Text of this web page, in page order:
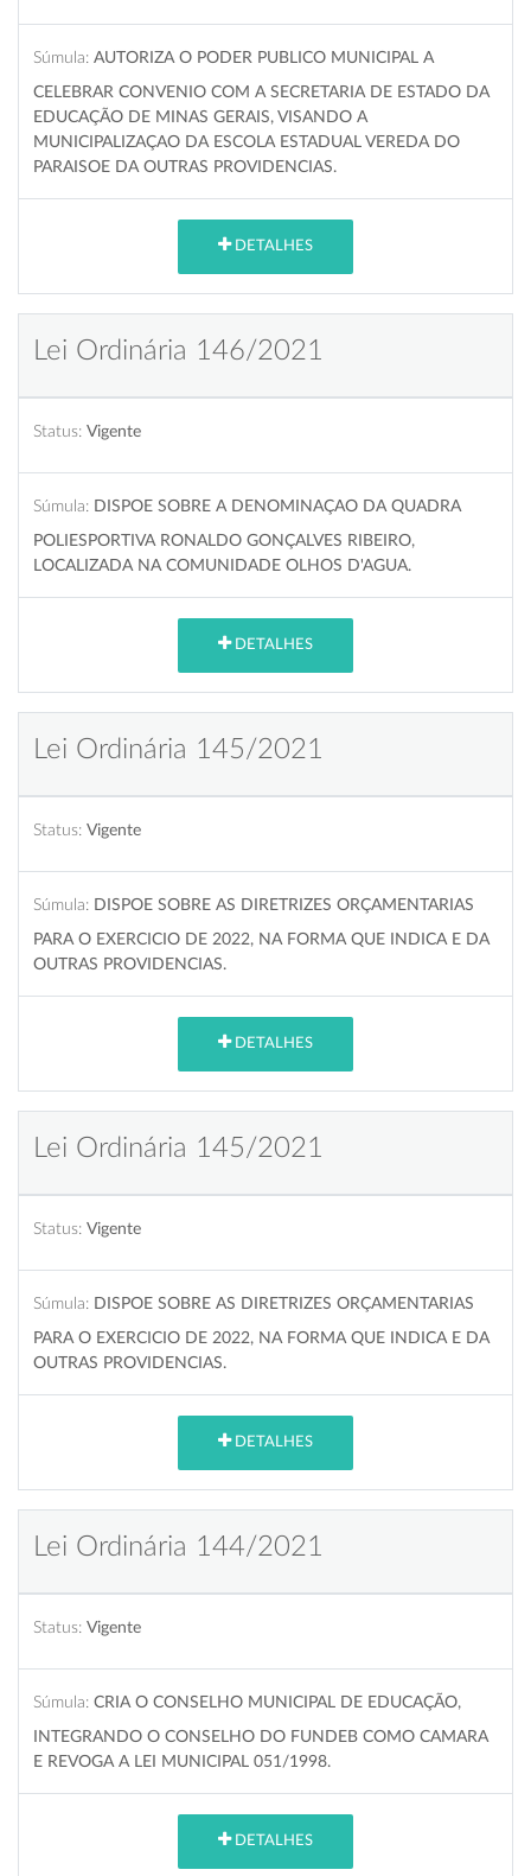
Súmula: AUTORIZA O PODER PUBLICO MUNICIPAL A
CELEBRAR CONVENIO COM A SECRETARIA DE ESTADO DA
EDUCAÇÃO DE MINAS GERAIS, VISANDO A
MUNICIPALIZAÇAO DA ESCOLA ESTADUAL VEREDA DO
PARAISOE DA OUTRAS PROVIDENCIAS.
DETALHES
Lei Ordinária 146/2021
Status: Vigente
Súmula: DISPOE SOBRE A DENOMINAÇAO DA QUADRA
POLIESPORTIVA RONALDO GONÇALVES RIBEIRO,
LOCALIZADA NA COMUNIDADE OLHOS D'AGUA.
DETALHES
Lei Ordinária 145/2021
Status: Vigente
Súmula: DISPOE SOBRE AS DIRETRIZES ORÇAMENTARIAS
PARA O EXERCICIO DE 2022, NA FORMA QUE INDICA E DA
OUTRAS PROVIDENCIAS.
DETALHES
Lei Ordinária 145/2021
Status: Vigente
Súmula: DISPOE SOBRE AS DIRETRIZES ORÇAMENTARIAS
PARA O EXERCICIO DE 2022, NA FORMA QUE INDICA E DA
OUTRAS PROVIDENCIAS.
DETALHES
Lei Ordinária 144/2021
Status: Vigente
Súmula: CRIA O CONSELHO MUNICIPAL DE EDUCAÇÃO,
INTEGRANDO O CONSELHO DO FUNDEB COMO CAMARA
E REVOGA A LEI MUNICIPAL 051/1998.
DETALHES